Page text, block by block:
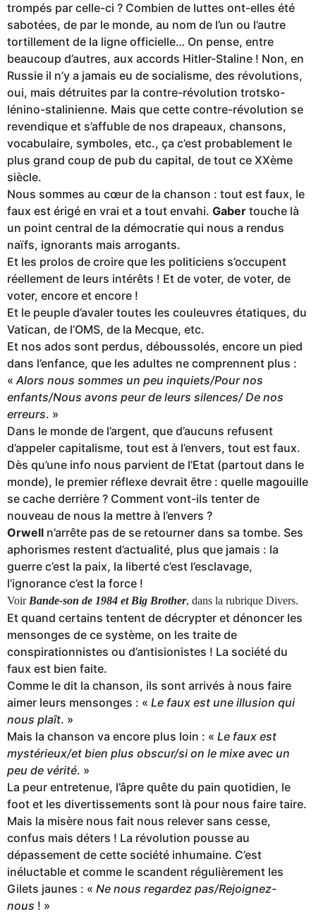
trompés par celle-ci ? Combien de luttes ont-elles été
sabotées, de par le monde, au nom de l’un ou l’autre
tortillement de la ligne officielle… On pense, entre
beaucoup d’autres, aux accords Hitler-Staline ! Non, en
Russie il n’y a jamais eu de socialisme, des révolutions,
oui, mais détruites par la contre-révolution trotsko-
lénino-stalinienne. Mais que cette contre-révolution se
revendique et s’affuble de nos drapeaux, chansons,
vocabulaire, symboles, etc., ça c’est probablement le
plus grand coup de pub du capital, de tout ce XXème
siècle.
Nous sommes au cœur de la chanson : tout est faux, le
faux est érigé en vrai et a tout envahi. Gaber touche là
un point central de la démocratie qui nous a rendus
naïfs, ignorants mais arrogants.
Et les prolos de croire que les politiciens s’occupent
réellement de leurs intérêts ! Et de voter, de voter, de
voter, encore et encore !
Et le peuple d’avaler toutes les couleuvres étatiques, du
Vatican, de l’OMS, de la Mecque, etc.
Et nos ados sont perdus, déboussolés, encore un pied
dans l’enfance, que les adultes ne comprennent plus :
«Alors nous sommes un peu inquiets/Pour nos
enfants/Nous avons peur de leurs silences/ De nos
erreurs. »
Dans le monde de l’argent, que d’aucuns refusent
d’appeler capitalisme, tout est à l’envers, tout est faux.
Dès qu’une info nous parvient de l’Etat (partout dans le
monde), le premier réflexe devrait être : quelle magouille
se cache derrière ? Comment vont-ils tenter de
nouveau de nous la mettre à l’envers ?
Orwell n’arrête pas de se retourner dans sa tombe. Ses
aphorismes restent d’actualité, plus que jamais : la
guerre c’est la paix, la liberté c’est l’esclavage,
l’ignorance c’est la force !
Voir Bande-son de 1984 et Big Brother, dans la rubrique Divers.
Et quand certains tentent de décrypter et dénoncer les
mensonges de ce système, on les traite de
conspirationnistes ou d’antisionistes ! La société du
faux est bien faite.
Comme le dit la chanson, ils sont arrivés à nous faire
aimer leurs mensonges : « Le faux est une illusion qui
nous plaît. »
Mais la chanson va encore plus loin : « Le faux est
mystérieux/et bien plus obscur/si on le mixe avec un
peu de vérité. »
La peur entretenue, l’âpre quête du pain quotidien, le
foot et les divertissements sont là pour nous faire taire.
Mais la misère nous fait nous relever sans cesse,
confus mais déters ! La révolution pousse au
dépassement de cette société inhumaine. C’est
inéluctable et comme le scandent régulièrement les
Gilets jaunes : « Ne nous regardez pas/Rejoignez-
nous ! »